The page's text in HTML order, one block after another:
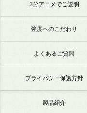
3分アニメでご説明
強度へのこだわり
よくあるご質問
プライバシー保護方針
製品紹介